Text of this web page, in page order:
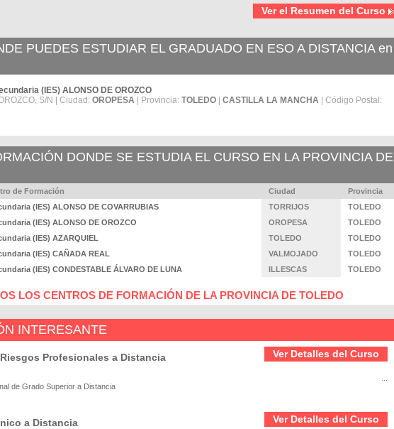
Ver el Resumen del Curso
PUEDES ESTUDIAR EL GRADUADO EN ESO A DISTANCIA en
(IES) ALONSO DE OROZCO
S/N | Ciudad: OROPESA | Provincia: TOLEDO CASTILLA LA MANCHA | Código Postal:
DONDE SE ESTUDIA EL CURSO EN LA PROVINCIA DE
de Formación Ciudad
Provincia
(IES) ALONSO DE COVARRUBIAS
TORRIJOS
TOLEDO
(IES) ALONSO DE OROZCO
OROPESA
TOLEDO
(IES) AZARQUIEL
TOLEDO
TOLEDO
(IES) CAÑADA REAL
VALMOJADO
TOLEDO
(IES) CONDESTABLE ÁLVARO DE LUNA
ILLESCAS TOLEDO
LOS CENTROS DE FORMACIÓN DE LA PROVINCIA DE TOLEDO
INTERESANTE
Ver Detalles del Curso
Profesionales a Distancia
de Grado Superior a Distancia
Ver Detalles del Curso
a Distancia